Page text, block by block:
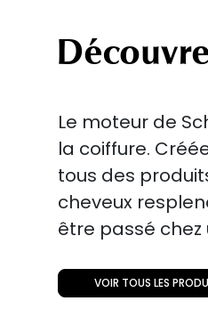
Le moteur de
la coiffure.
tous des
cheveux
être passé chez
VOIR TOUS LES